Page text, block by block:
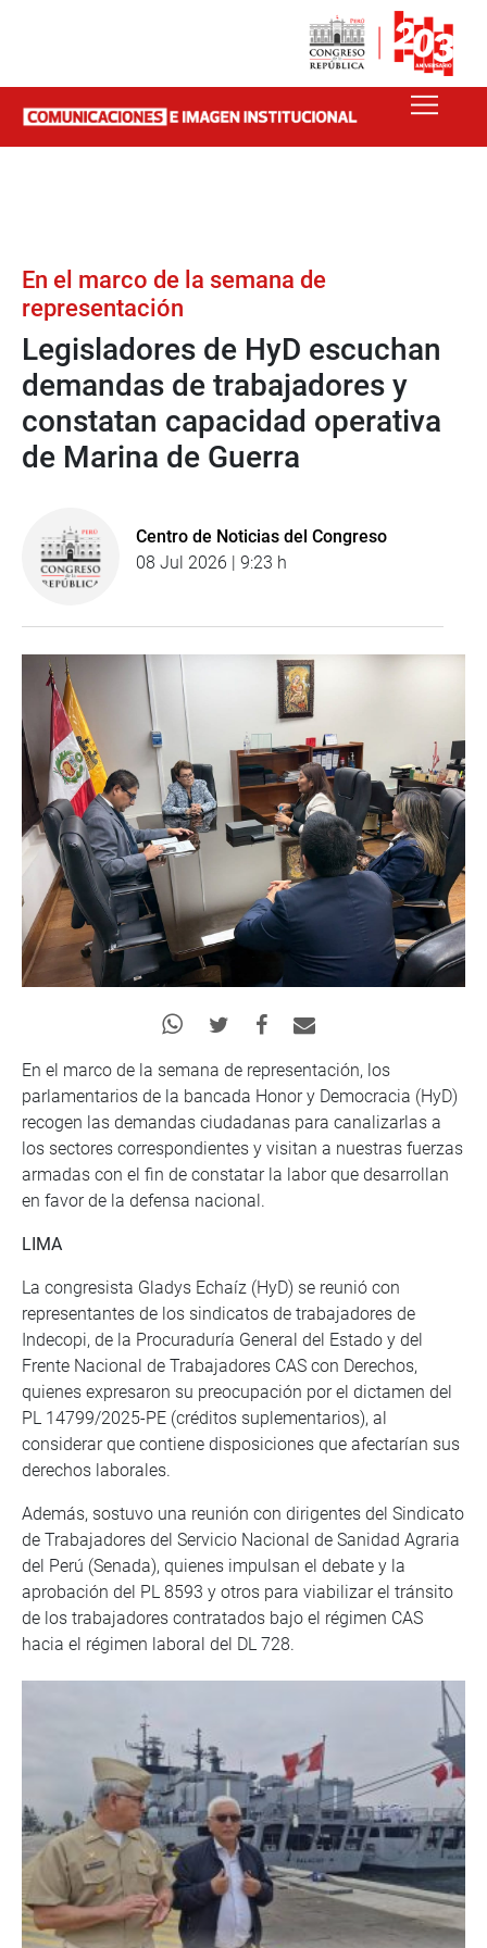
En el marco de la semana de
representación
Legisladores de HyD escuchan
demandas de trabajadores y
constatan capacidad operativa
de Marina de Guerra
Centro de Noticias del Congreso
08 Jul 2026 | 9:23 h
En el marco de la semana de representación, los
parlamentarios de la bancada Honor y Democracia (HyD)
recogen las demandas ciudadanas para canalizarlas a
los sectores correspondientes y visitan a nuestras fuerzas
armadas con el fin de constatar la labor que desarrollan
en favor de la defensa nacional.
LIMA
La congresista Gladys Echaíz (HyD) se reunió con
representantes de los sindicatos de trabajadores de
Indecopi, de la Procuraduría General del Estado y del
Frente Nacional de Trabajadores CAS con Derechos,
quienes expresaron su preocupación por el dictamen del
PL 14799/2025-PE (créditos suplementarios), al
considerar que contiene disposiciones que afectarían sus
derechos laborales.
Además, sostuvo una reunión con dirigentes del Sindicato
de Trabajadores del Servicio Nacional de Sanidad Agraria
del Perú (Senada), quienes impulsan el debate y la
aprobación del PL 8593 y otros para viabilizar el tránsito
de los trabajadores contratados bajo el régimen CAS
hacia el régimen laboral del DL 728.